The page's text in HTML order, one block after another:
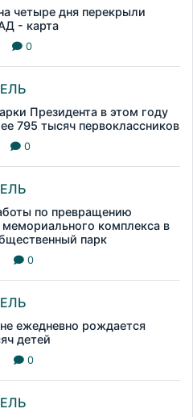
четыре дня перекрыли
- карта
0
Президента в этом году
795 тысяч первоклассников
0
по превращению
комплекса в
парк
0
ежедневно рождается
детей
0